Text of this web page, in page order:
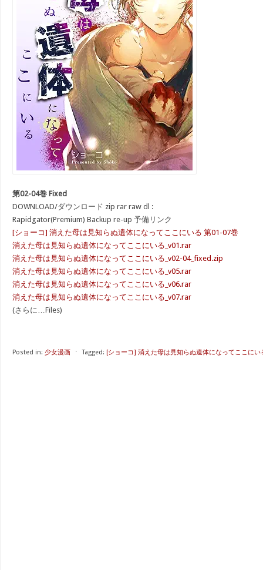
第02-04巻 Fixed
DOWNLOAD/ダウンロード zip rar raw dl :
Rapidgator(Premium) Backup re-up 予備リンク
[ショーコ] 消えた母は見知らぬ遺体になってここにいる 第01-07巻
消えた母は見知らぬ遺体になってここにいる_v01.rar
消えた母は見知らぬ遺体になってここにいる_v02-04_fixed.zip
消えた母は見知らぬ遺体になってここにいる_v05.rar
消えた母は見知らぬ遺体になってここにいる_v06.rar
消えた母は見知らぬ遺体になってここにいる_v07.rar
(さらに…Files)
Posted in: 少女漫画 ⋅ Tagged: [ショーコ] 消えた母は見知らぬ遺体になってここにい